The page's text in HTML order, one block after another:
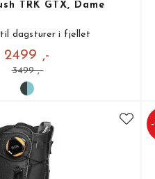
TRK GTX, Dame
dagsturer i fjellet
2499 ,-
3499 ,-
-